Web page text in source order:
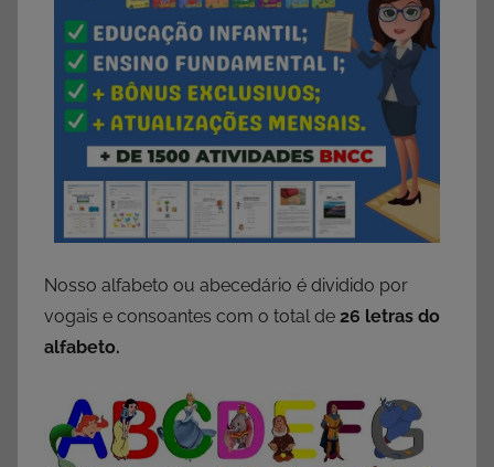
Nosso alfabeto ou abecedário é dividido por
vogais e consoantes com o total de 26 letras do
alfabeto.